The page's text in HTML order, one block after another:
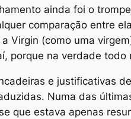
ainda foi o
comparação entre
Virgin (como uma
porque na verdade
e justificativas
Numa das
que estava apenas